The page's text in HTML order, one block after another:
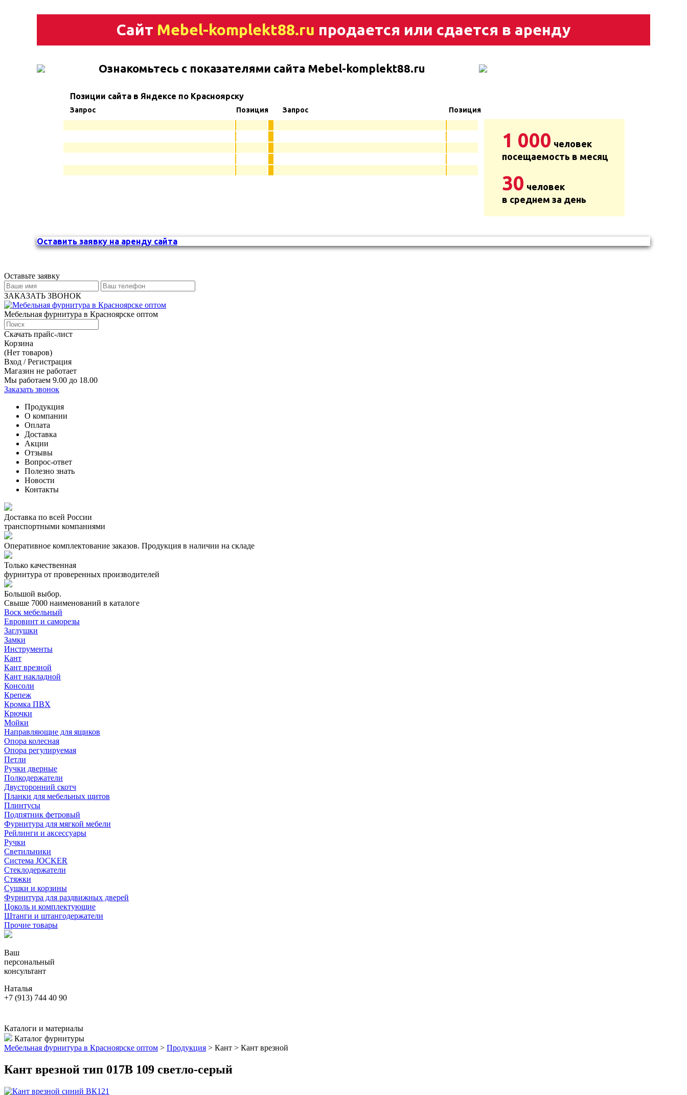
Сайт Mebel-komplekt88.ru продается или сдается в аренду
Ознакомьтесь с показателями сайта Mebel-komplekt88.ru
Позиции сайта в Яндексе по Красноярску
Запрос Позиция Запрос Позиция
1 000 человек
посещаемость в месяц
30 человек
в среднем за день
Оставить заявку на аренду сайта
Оставьте заявку
ЗАКАЗАТЬ ЗВОНОК
Мебельная фурнитура в Красноярске оптом
Скачать прайс-лист
Корзина
(Нет товаров)
Вход / Регистрация
Магазин не работает
Мы работаем 9.00 до 18.00
Заказать звонок
Продукция
О компании
Оплата
Доставка
Акции
Отзывы
Вопрос-ответ
Полезно знать
Новости
Контакты
Доставка по всей России
транспортными компаниями
Оперативное комплектование заказов. Продукция в наличии на складе
Только качественная
фурнитура от проверенных производителей
Большой выбор.
Свыше 7000 наименований в каталоге
Воск мебельный
Евровинт и саморезы
Заглушки
Замки
Инструменты
Кант
Кант врезной
Кант накладной
Консоли
Крепеж
Кромка ПВХ
Крючки
Мойки
Направляющие для ящиков
Опора колесная
Опора регулируемая
Петли
Ручки дверные
Полкодержатели
Двусторонний скотч
Планки для мебельных щитов
Плинтусы
Подпятник фетровый
Фурнитура для мягкой мебели
Рейлинги и аксессуары
Ручки
Светильники
Система JOCKER
Стеклодержатели
Стяжки
Сушки и корзины
Фурнитура для раздвижных дверей
Цоколь и комплектующие
Штанги и штангодержатели
Прочие товары
Ваш
персональный
консультант
Наталья
+7 (913) 744 40 90
Каталоги и материалы
Каталог фурнитуры
Мебельная фурнитура в Красноярске оптом > Продукция > Кант > Кант врезной
Кант врезной тип 017В 109 светло-серый